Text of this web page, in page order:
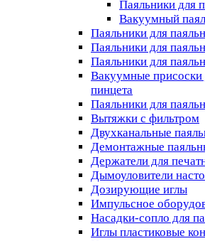
Паяльники для
Вакуумный
Паяльники для
Паяльники для
Паяльники для
Вакуумные присоски
пинцета
Паяльники для
Вытяжки с фильтром
Двухканальные
Демонтажные
Держатели для
Дымоуловители
Дозирующие иглы
Импульсное
Насадки-сопло для
Иглы пластиковые